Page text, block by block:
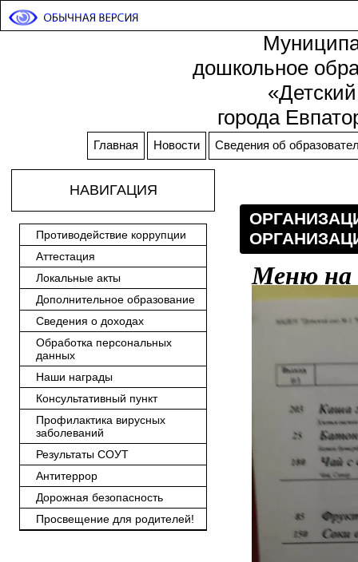
дошкольное
города
Главная Новости Сведения об
НАВИГАЦИЯ
Противодействие коррупции
Аттестация
Локальные акты
Дополнительное образование
Сведения о доходах
Обработка персональных
данных
Наши награды
Консультативный пункт
Профилактика вирусных
заболеваний
Результаты СОУТ
Антитеррор
Дорожная безопасность
Просвещение для родителей!
Меню на